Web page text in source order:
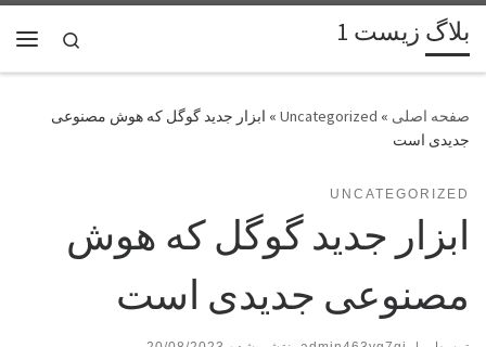
پرش به محتوا بلاگ زیست 1
Search
»
Uncategorized
» ابزار جدید گوگل که هوش مصنوعی
جدیدی است
UNCATEGORIZED
ابزار جدید گوگل که هوش
مصنوعی جدیدی است